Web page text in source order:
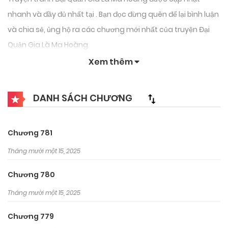
nhanh và đầy đủ nhất tại . Bạn đọc đừng quên để lại bình luận
và chia sẻ, ủng hộ ra các chương mới nhất của truyện Đại
Quản Gia Là Ma Hoàng.
Xem thêm
DANH SÁCH CHƯƠNG
Chương 781
Tháng mười một 15, 2025
Chương 780
Tháng mười một 15, 2025
Chương 779